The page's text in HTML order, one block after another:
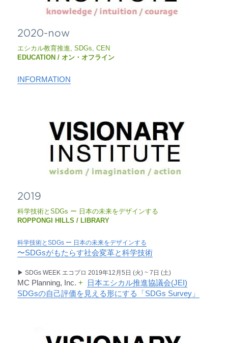
2020-now
エシカル教育推進, SDGs, CEN
EDUCATION / オン・オフライン
INFORMATION
2019
科学技術とSDGs ー 日本の未来をデザインする
ROPPONGI HILLS / LIBRARY
科学技術とSDGs ー 日本の未来をデザインする
〜SDGsがもたらす社会変革と科学技術
▶︎ SDGs WEEK エコプロ 2019年12月5日 (火) ~ 7日 (土)
MC Planning, Inc. +
日本エシカル推進協議会(JEI)
SDGsの自己評価を見える形にする「SDGs Survey」